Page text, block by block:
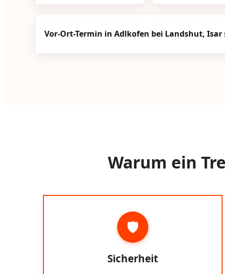
Vor-Ort-Termin in Adlkofen bei Landshut, Isar
Warum ein
🛡️
Sicherheit